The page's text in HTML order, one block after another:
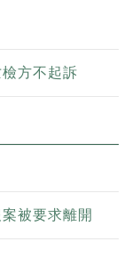
方不起訴
被要求離開